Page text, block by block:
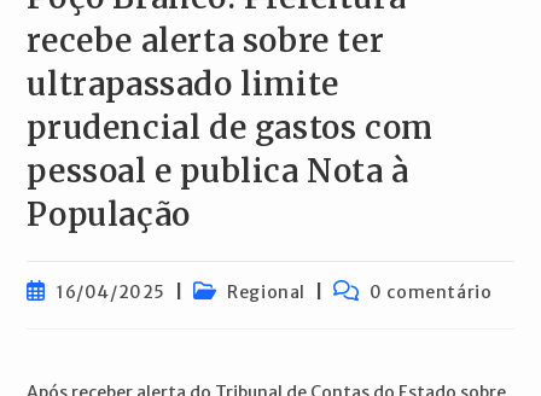
recebe alerta sobre ter
ultrapassado limite
prudencial de gastos com
pessoal e publica Nota à
População
Post16/04/2025
Categoria
Regional
Comentários
0 comentário